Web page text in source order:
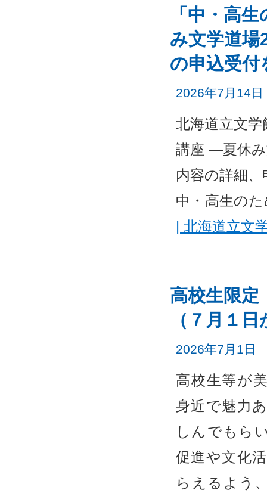
「中・高
み文学道
の申込受付
2026年7月14日
北海道立文
講座 ―夏休
内容の詳細
中・高生の
| 北海道立文
高校生限定
（７月１
2026年7月1日
高校生等が
身近で魅力
しんでもら
促進や文化
らえるよう